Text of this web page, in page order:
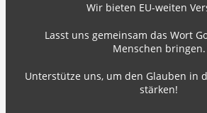
Wir bieten EU-weiten
Lasst uns gemeinsam das Wort
Menschen bringen.
Unterstütze uns, um den Glauben in
stärken!